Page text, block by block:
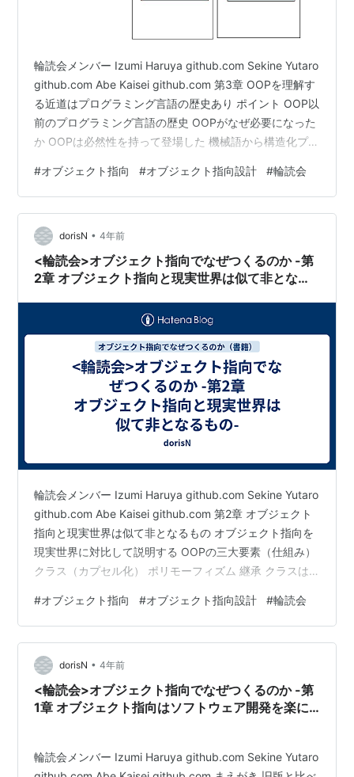
輪読会メンバー Izumi Haruya github.com Sekine Yutaro
github.com Abe Kaisei github.com 第3章 OOPを理解す
る近道はプログラミング言語の歴史あり ポイント OOP以
前のプログラミング言語の歴史 OOPがなぜ必要になった
か OOPは必然性を持って登場した 機械語から構造化プロ
になったか 1940年代~ 黎明期には機械語でプログラムを
書いていた このときコンピュータは、2進数で書いた機
械語しか解釈できなかった 以下は算術計算を実行する命
令であり、これを見ても直感的にわからな…
#オブジェクト指向 #オブジェクト指向設計 #輪読会
dorisN • 4年前
<輪読会>オブジェクト指向でなぜつくるのか -第
2章 オブジェクト指向と現実世界は似て非となる
輪読会メンバー Izumi Haruya github.com Sekine Yutaro
github.com Abe Kaisei github.com 第2章 オブジェクト
指向と現実世界は似て非となるもの オブジェクト指向を
現実世界に対比して説明する OOPの三大要素（仕組み）
クラス（カプセル化） ポリモーフィズム 継承 クラスは
集まり インスタンス 具体的なモノ、実例 メッセージパ
ッシングとは、メソッドを呼び出すこと ポリモーフィズ
ムはメッセージの送り方を共通にする ポリモーフィズム
の意味/仕組み （英語）「いろいろな形に変わる」…
#オブジェクト指向 #オブジェクト指向設計 #輪読会
dorisN • 4年前
<輪読会>オブジェクト指向でなぜつくるのか -第
1章 オブジェクト指向はソフトウェア開発を楽に
輪読会メンバー Izumi Haruya github.com Sekine Yutaro